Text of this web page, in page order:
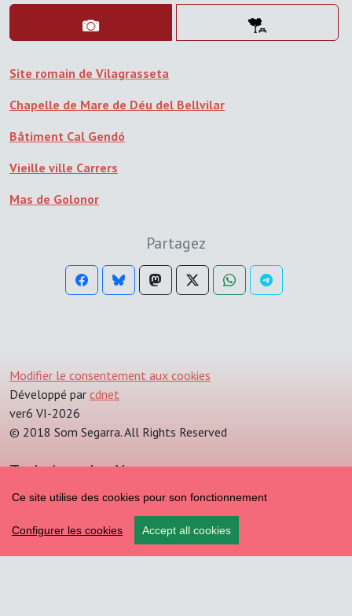
Ce site utilise des cookies pour son fonctionnement
Configurer les cookies Accept all cookies
Site romain de Vilagrasseta
Chapelle de Mare de Déu del Bellvilar
Bâtiment Cal Gendó
Vieille ville Carrers
Mas de Golonor
Partagez
Modifier le consentement aux cookies
Développé par cdnet
ver6 VI-2026
© 2018 Som Segarra. All Rights Reserved
Troba'ns a les Xarxes